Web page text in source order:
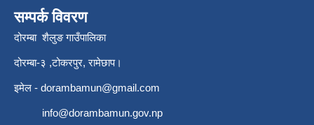
सम्पर्क विवरण
दोरम्बा शैलुङ गाउँपालिका
दोरम्बा-३ ,टोकरपुर, रामेछाप।
इमेल - dorambamun@gmail.com
info@dorambamun.gov.np